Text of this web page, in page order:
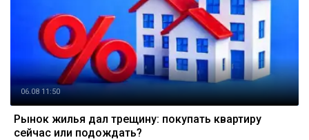
06.08 11:50
Рынок жилья дал трещину: покупать квартиру
сейчас или подождать?